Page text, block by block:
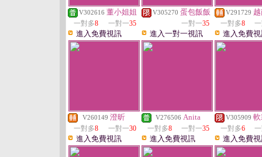
V302616 董小姐姐
一對多8 一對一35
進入免費視訊
V305270 蛋包飯飯
一對一35
進入一對一視訊
V291729
一對多8
進入免費
V260149 澄昕
一對多8 一對一30
進入免費視訊
V276506 Anita
一對多8 一對一35
進入免費視訊
V305909
一對多6
進入免費